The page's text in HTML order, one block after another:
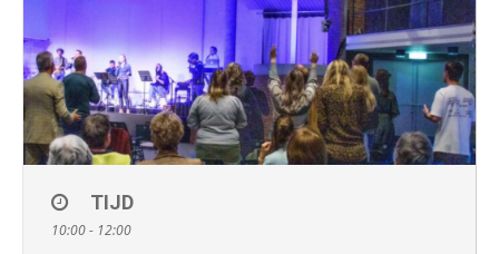
TIJD
10:00 - 12:00